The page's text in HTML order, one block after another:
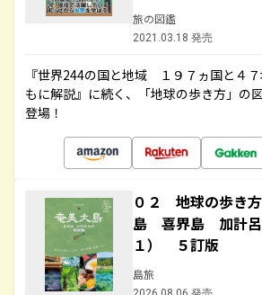
旅の図鑑
2021.03.18 発売
『世界244の国と地域 １９７ヵ国と４
もに解説』に続く、「地球の歩き方」の
登場！
０２ 地球の歩き
島 喜界島 加計呂
１） ５訂版
島旅